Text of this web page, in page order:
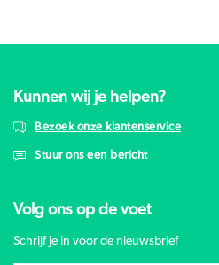
Kunnen wij je helpen?
Bezoek onze klantenservice
Stuur ons een bericht
Volg ons op de voet
Schrijf je in voor de nieuwsbrief